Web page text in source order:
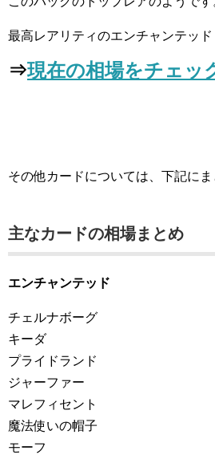
最高レアリティのエンチャンテッド
⇒現在の相場をチェッ
その他カードについては、下記にま
主なカードの相場まとめ
エンチャンテッド
チェルナボーグ
キーダ
プライドランド
ジャーファー
マレフィセント
魔法使いの帽子
モーフ